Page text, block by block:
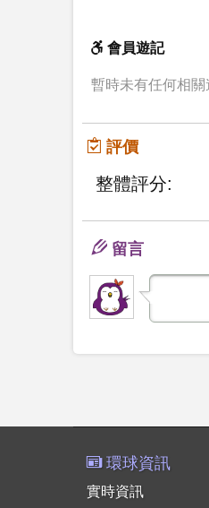
會員遊記
暫時未有任何相關
評價
整體評分:
留言
環球資訊
實時資訊